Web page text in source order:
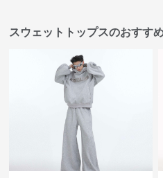
スウェットトップスのおすす